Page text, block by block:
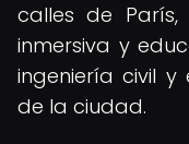
calles de París,
inmersiva y
ingeniería civil
de la ciudad.